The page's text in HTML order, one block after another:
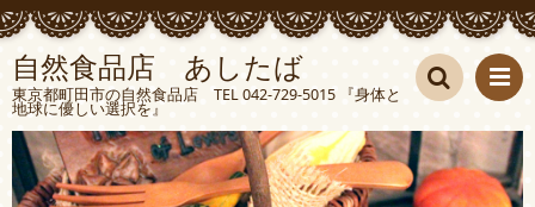
自然食品店 あしたば
東京都町田市の自然食品店 TEL 042-729-5015 『身体と
地球に優しい選択を』 検索